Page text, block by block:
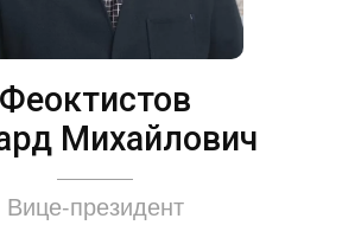
Феоктистов
Михайлович
Вице-президент